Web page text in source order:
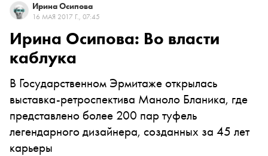
Ирина Осипова
16 МАЯ 2017 Г., 07:45
Ирина Осипова: Во власти
каблука
В Государственном Эрмитаже открылась
выставка-ретроспектива Маноло Бланика, где
представлено более 200 пар туфель
легендарного дизайнера, созданных за 45 лет
карьеры